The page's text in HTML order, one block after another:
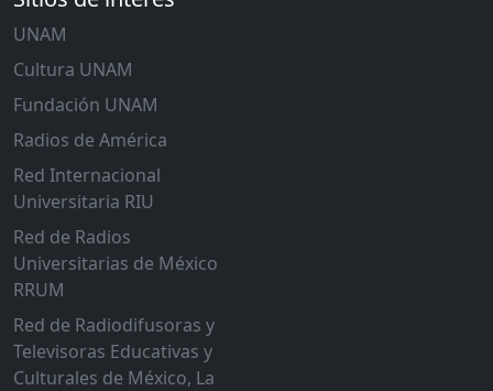
UNAM
Cultura UNAM
Fundación UNAM
Radios de América
Red Internacional
Universitaria RIU
Red de Radios
Universitarias de México
RRUM
Red de Radiodifusoras y
Televisoras Educativas y
Culturales de México, La